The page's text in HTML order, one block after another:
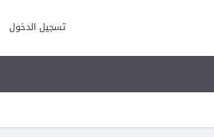
تسجيل الدخول